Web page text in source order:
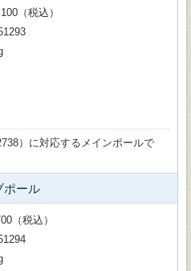
（税込）
）に対応するメインポールで
ポール
（税込）